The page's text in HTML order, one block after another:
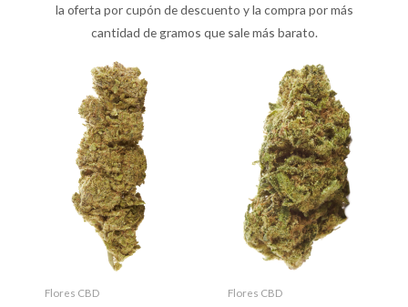
la oferta por cupón de descuento y la compra por más
cantidad de gramos que sale más barato.
Flores CBD Flores CBD